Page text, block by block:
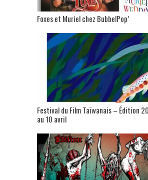
Foxes et Muriel chez BubbelPop’
Festival du Film Taïwanais – Édition
au 10 avril